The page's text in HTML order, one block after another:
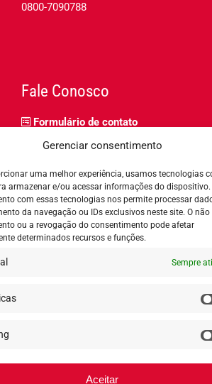
Gerenciar consentimento
uma melhor experiência, usamos tecnologias
armazenar e/ou acessar informações do dispositivo.
com essas tecnologias nos permite processar
da navegação ou IDs exclusivos neste site. O não
ou a revogação do consentimento pode afetar
determinados recursos e funções.
Sempre
Aceitar
0800-7090788
Fale Conosco
Formulário de contato
Relatório de igualdade salarial
Horário de Atendimento:
8h ás 18h